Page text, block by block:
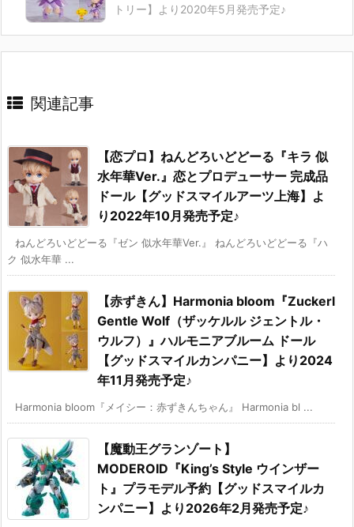
トリー】より2020年5月発売予定♪
関連記事
【恋プロ】ねんどろいどどーる『キラ 似
水年華Ver.』恋とプロデューサー 完成品
ドール【グッドスマイルアーツ上海】よ
り2022年10月発売予定♪
ねんどろいどどーる『ゼン 似水年華Ver.』 ねんどろいどどーる『ハ
ク 似水年華 ...
【赤ずきん】Harmonia bloom『Zuckerl
Gentle Wolf（ザッケルル ジェントル・
ウルフ）』ハルモニアブルーム ドール
【グッドスマイルカンパニー】より2024
年11月発売予定♪
Harmonia bloom『メイシー：赤ずきんちゃん』 Harmonia bl ...
【魔動王グランゾート】
MODEROID『King’s Style ウインザー
ト』プラモデル予約【グッドスマイルカ
ンパニー】より2026年2月発売予定♪